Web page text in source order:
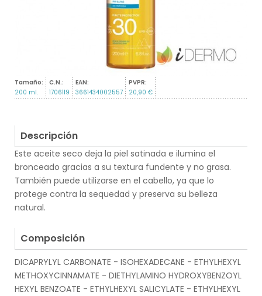
Tamaño:
200 ml.
C.N.:
1706119
EAN:
3661434002557
PVPR:
20,90 €
Descripción
Este aceite seco deja la piel satinada e ilumina el
bronceado gracias a su textura fundente y no grasa.
También puede utilizarse en el cabello, ya que lo
protege contra la sequedad y preserva su belleza
natural.
Composición
DICAPRYLYL CARBONATE - ISOHEXADECANE - ETHYLHEXYL
METHOXYCINNAMATE - DIETHYLAMINO HYDROXYBENZOYL
HEXYL BENZOATE - ETHYLHEXYL SALICYLATE - ETHYLHEXYL